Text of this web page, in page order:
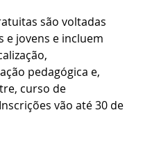
são voltadas
e jovens e incluem
pedagógica e,
curso de
vão até 30 de